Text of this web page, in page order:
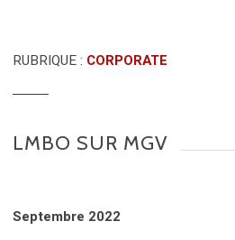
RUBRIQUE : CORPORATE
LMBO SUR MGV
Septembre 2022